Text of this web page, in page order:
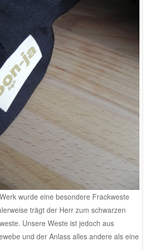
wurde eine besondere Frackweste
trägt der Herr zum schwarzen
Unsere Weste ist jedoch aus
und der Anlass alles andere als eine